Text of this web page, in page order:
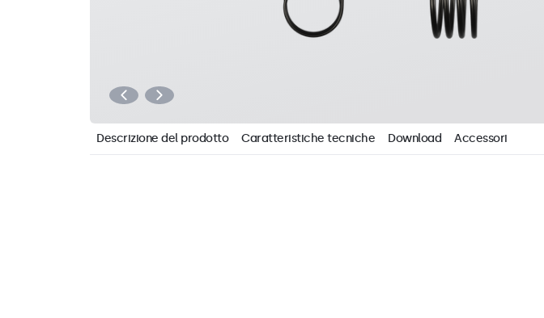
Descrizione del prodotto Caratteristiche tecniche Download Accessori